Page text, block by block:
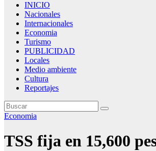
INICIO
Nacionales
Internacionales
Economia
Turismo
PUBLICIDAD
Locales
Medio ambiente
Cultura
Reportajes
Economia
TSS fija en 15,600